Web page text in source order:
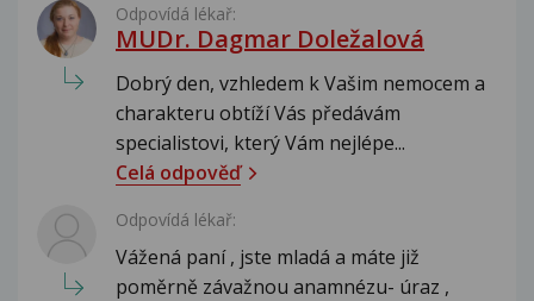
Odpovídá lékař:
MUDr. Dagmar Doležalová
Dobrý den, vzhledem k Vašim nemocem a
charakteru obtíží Vás předávám
specialistovi, který Vám nejlépe...
Celá odpověď
Odpovídá lékař:
Vážená paní , jste mladá a máte již
poměrně závažnou anamnézu- úraz ,